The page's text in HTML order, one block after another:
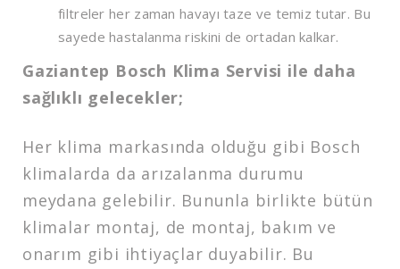
filtreler her zaman havayı taze ve temiz tutar. Bu
sayede hastalanma riskini de ortadan kalkar.
Gaziantep Bosch Klima Servisi ile daha
sağlıklı gelecekler;
Her klima markasında olduğu gibi Bosch
klimalarda da arızalanma durumu
meydana gelebilir. Bununla birlikte bütün
klimalar montaj, de montaj, bakım ve
onarım gibi ihtiyaçlar duyabilir. Bu